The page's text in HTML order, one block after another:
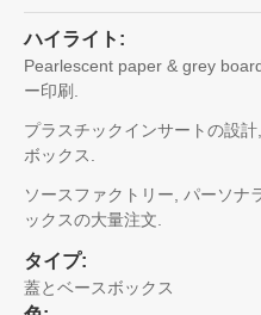
ハイライト:
Pearlescent paper & grey
ー印刷.
プラスチックインサートの設
ボックス.
ソースファクトリー, パーソナ
ックスの大量注文.
タイプ:
蓋とベースボックス